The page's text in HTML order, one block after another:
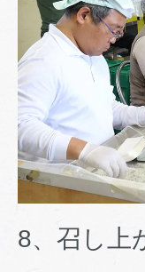
8、召し上